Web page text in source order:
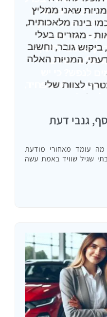
גנבי דעת
מה עומד מאחורי מודעת
שגיל שוויד באמת עשה
נכנסתי למאורת ארנב